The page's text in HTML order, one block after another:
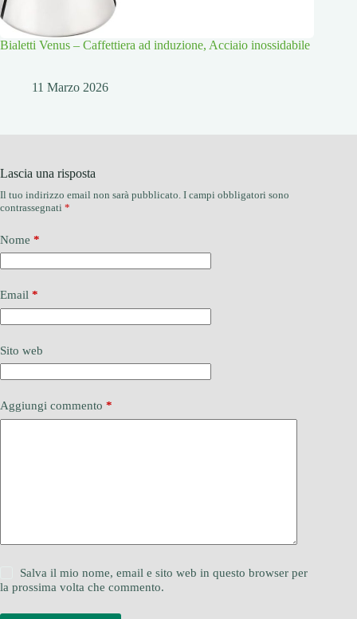
Bialetti Venus – Caffettiera ad induzione, Acciaio inossidabile
11 Marzo 2026
Lascia una risposta
Il tuo indirizzo email non sarà pubblicato. I campi obbligatori sono
contrassegnati *
Nome *
Email *
Sito web
Aggiungi commento *
Salva il mio nome, email e sito web in questo browser per
la prossima volta che commento.